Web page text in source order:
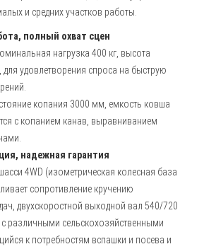
и средних участков работы.
полный охват сцен
нагрузка 400 кг, высота
удовлетворения спроса на быструю
копания 3000 мм, емкость ковша
с копанием канав, выравниванием
надежная гарантия
4WD (изометрическая колесная база
сопротивление кручению
двухскоростной выходной вал 540/720
различными сельскохозяйственными
к потребностям вспашки и посева и